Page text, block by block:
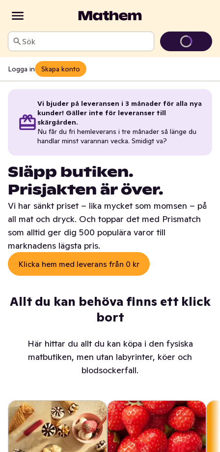
Sök
Logga in Skapa konto
Vi bjuder på leveransen i 3 månader för alla nya
kunder! Gäller inte för leveranser till
skärgården.
Nu får du fri hemleverans i tre månader så länge du
handlar minst varannan vecka. Smidigt va?
Släpp butiken.
Prisjakten är över.
Vi har sänkt priset – lika mycket som momsen – på
all mat och dryck. Och toppar det med Prismatch
som alltid ger dig 500 populära varor till
marknadens lägsta pris.
Klicka hem med leverans från 0 kr
Allt du kan behöva finns ett klick
bort
Här hittar du allt du kan köpa i den fysiska
matbutiken, men utan labyrinter, köer och
blodsockerfall.